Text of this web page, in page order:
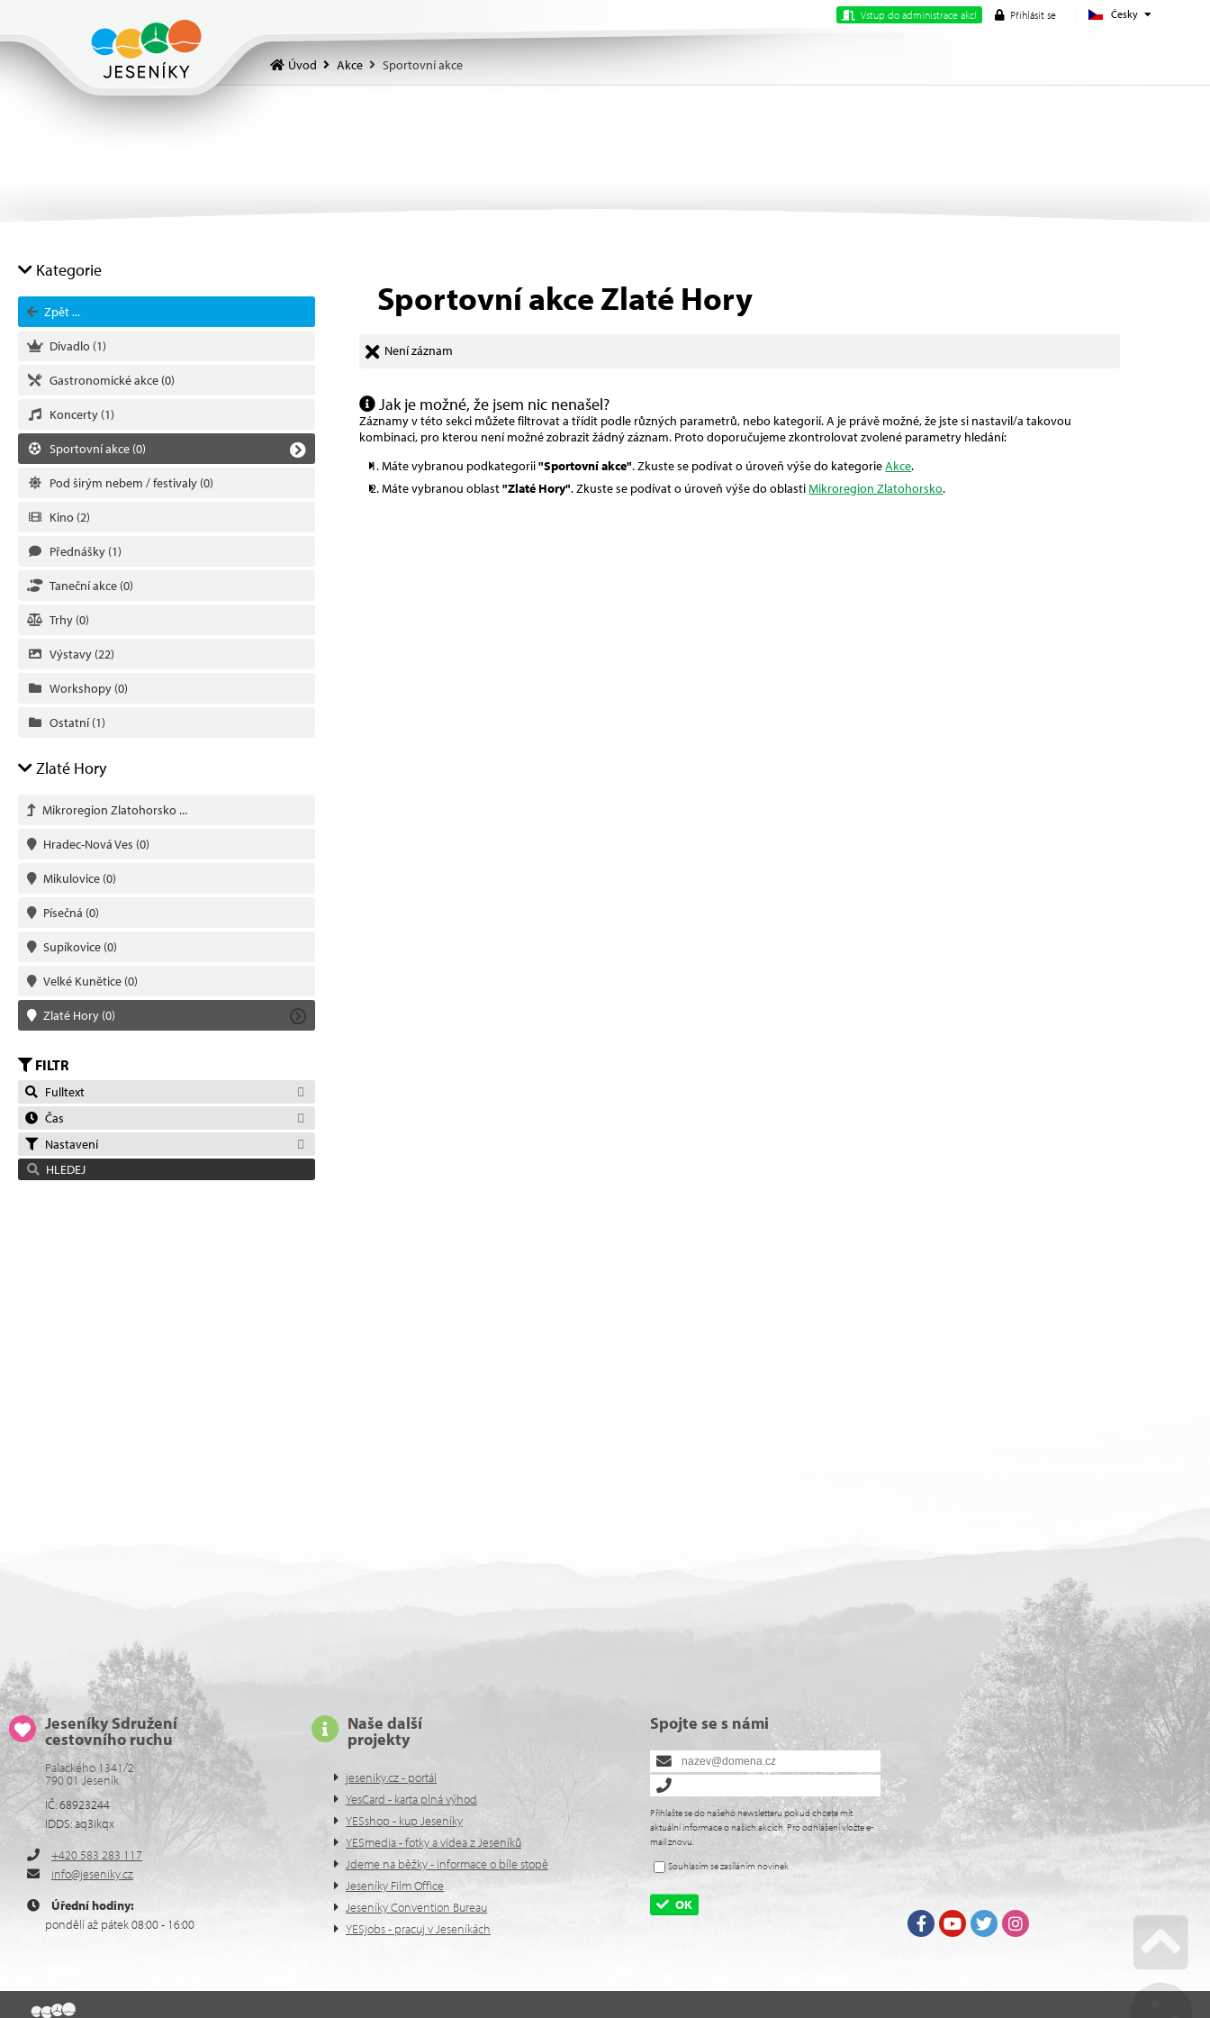
Česky
Vstup do administrace akcí Přihlásit se
Úvod Akce Sportovní akce
Kategorie
Zpět ...
Divadlo (1)
Gastronomické akce (0)
Koncerty (1)
Sportovní akce (0)
Pod širým nebem / festivaly (0)
Kino (2)
Přednášky (1)
Taneční akce (0)
Trhy (0)
Výstavy (22)
Workshopy (0)
Ostatní(1)
Zlaté Hory
Mikroregion Zlatohorsko ...
Hradec-Nová Ves (0)
Mikulovice (0)
Písečná (0)
Supíkovice (0)
Velké Kunětice (0)
Zlaté Hory (0)
FILTR
Fulltext
Čas
Nastavení
HLEDEJ
Sportovní akce Zlaté Hory
Není záznam
Jak je možné, že jsem nic nenašel?
Záznamy v této sekci můžete filtrovat a třídit podle různých parametrů, nebo kategorií. A je právě možné, že jste si nastavil/a takovou
kombinaci, pro kterou není možné zobrazit žádný záznam. Proto doporučujeme zkontrolovat zvolené parametry hledání:
Máte vybranou podkategorii"Sportovní akce". Zkuste se podívat o úroveň výše do kategorieAkce.
Máte vybranou oblast"Zlaté Hory". Zkuste se podívat o úroveň výše do oblastiMikroregion Zlatohorsko.
Jeseníky Sdružení
cestovního ruchu
Palackého 1341/2
790 01 Jeseník
IČ: 68923244
IDDS: aq3ikqx
+420 583 283 117
info@jeseniky.cz
Úřední hodiny:
pondělí až pátek 08:00 - 16:00
Naše další
projekty
jeseniky.cz - portál
YesCard - karta plná výhod
YESshop - kup Jeseníky
YESmedia - fotky a videa z Jeseníků
Jdeme na běžky - informace o bíle stopě
Jeseníky Film Office
Jeseníky Convention Bureau
YESjobs - pracuj v Jeseníkách
Spojte se s námi
Přihlašte se do našeho newsletteru pokud chcete mít
aktuální informace o našich akcích. Pro odhlášení vložte e-
mail znovu.
Souhlasím se zasíláním novinek
OK
FacebookYoutube Twitter